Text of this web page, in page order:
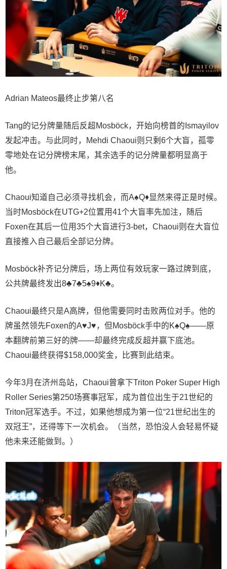
Adrian Mateos最终止步第八名
Tang的记分牌量随后反超Mosböck，开始向榜首的Ismayilov
发起冲击。与此同时，Mehdi Chaoui则只剩6个大盲，孤零
零地处在记分牌榜末尾，其余选手的记分牌量都明显高于
他。
Chaoui知道自己必须寻找机会，而A♠Q♦显然来得正是时候。
当时Mosböck在UTG+2位置用41个大盲率先加注，随后
Foxen在其后一位用35个大盲进行3-bet，Chaoui则在大盲位
直接推入自己最后全部记分牌。
Mosböck补齐记分牌后，场上两位有效玩家一路过牌到底，
公共牌最终发出8♣7♣5♠9♦K♣。
Chaoui最终只是A高牌，但他需要同时击败两位对手。他的
牌虽然领先Foxen的A♥J♥，但Mosböck手中的K♠Q♠——原
本翻牌前第三好的牌——却最终完成反超并赢下底池。
Chaoui最终获得$158,000奖金，比赛到此结束。
今年3月在济州岛站，Chaoui曾拿下Triton Poker Super High
Roller Series第250场赛事冠军，成为首位出生于21世纪的
Triton冠军选手。不过，如果他想成为第一位“21世纪出生的
双冠王”，还得等下一次机会。（当然，恐怕没人会轻易怀疑
他未来还能做到。）